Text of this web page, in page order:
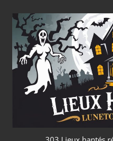
contenu